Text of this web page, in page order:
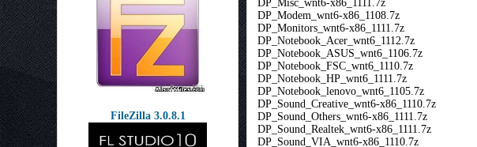
FileZilla 3.0.8.1
DP_Misc_wnt6-x86_1111.7z
DP_Modem_wnt6-x86_1108.7z
DP_Monitors_wnt6-x86_1111.7z
DP_Notebook_Acer_wnt6_1112.7z
DP_Notebook_ASUS_wnt6_1106.7z
DP_Notebook_FSC_wnt6_1110.7z
DP_Notebook_HP_wnt6_1111.7z
DP_Notebook_lenovo_wnt6_1105.7z
DP_Sound_Creative_wnt6-x86_1110.7z
DP_Sound_Others_wnt6-x86_1111.7z
DP_Sound_Realtek_wnt6-x86_1111.7z
DP_Sound_VIA_wnt6-x86_1110.7z